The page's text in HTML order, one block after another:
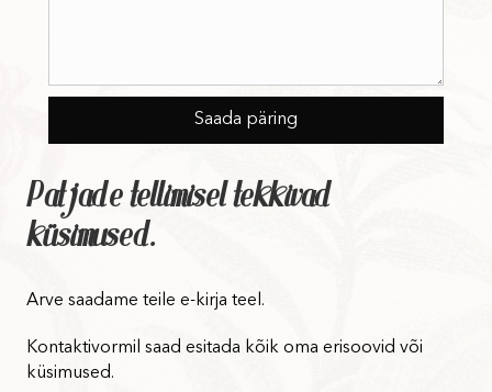
Patjade tellimisel tekkivad
küsimused.
Arve saadame teile e-kirja teel.
Kontaktivormil saad esitada kõik oma erisoovid või
küsimused.